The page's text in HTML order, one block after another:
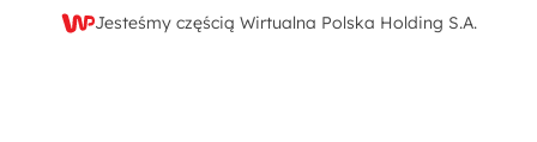
Jesteśmy częścią Wirtualna Polska Holding S.A.